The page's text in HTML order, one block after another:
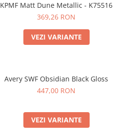
KPMF Matt Dune Metallic - K75516
369,26 RON
VEZI VARIANTE
Avery SWF Obsidian Black Gloss
447,00 RON
VEZI VARIANTE